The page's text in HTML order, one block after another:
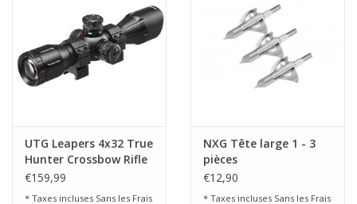
UTG Leapers 4x32 True
Hunter Crossbow Rifle
Scope Pro 5 étapes
€159,99
* Taxes incluses Sans les Frais
NXG Tête large 1 - 3
pièces
€12,90
* Taxes incluses Sans les Frais